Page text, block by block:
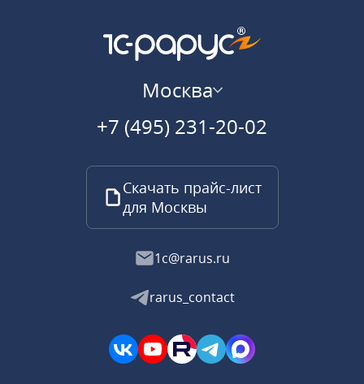
Москва
+7 (495) 231-20-02
Скачать прайс-лист
для Москвы
1c@rarus.ru
rarus_contact